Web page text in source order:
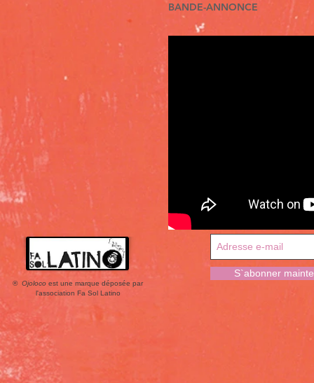
BANDE-ANNONCE
® Ojoloco est une marque déposée par
l'association Fa Sol Latino
S`abonner